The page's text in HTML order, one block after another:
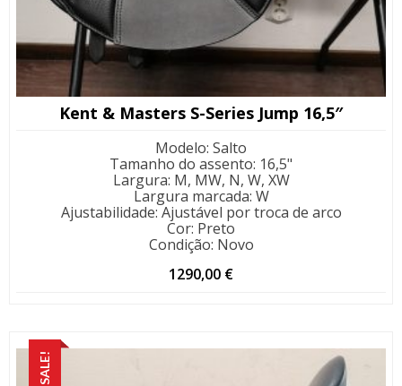
Kent & Masters S-Series Jump 16,5″
Modelo: Salto
Tamanho do assento: 16,5"
Largura: M, MW, N, W, XW
Largura marcada: W
Ajustabilidade: Ajustável por troca de arco
Cor: Preto
Condição: Novo
1290,00 €
SALE!